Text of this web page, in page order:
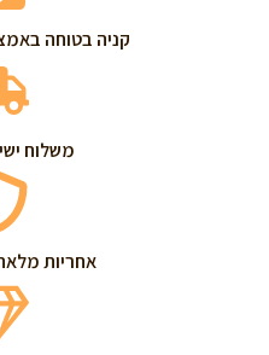
קניה בטוחה
משלוח
אחריות